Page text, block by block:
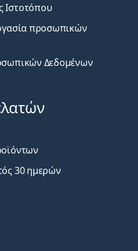
Ιστοτόπου
προσωπικών
Δεδομένων
30 ημερών